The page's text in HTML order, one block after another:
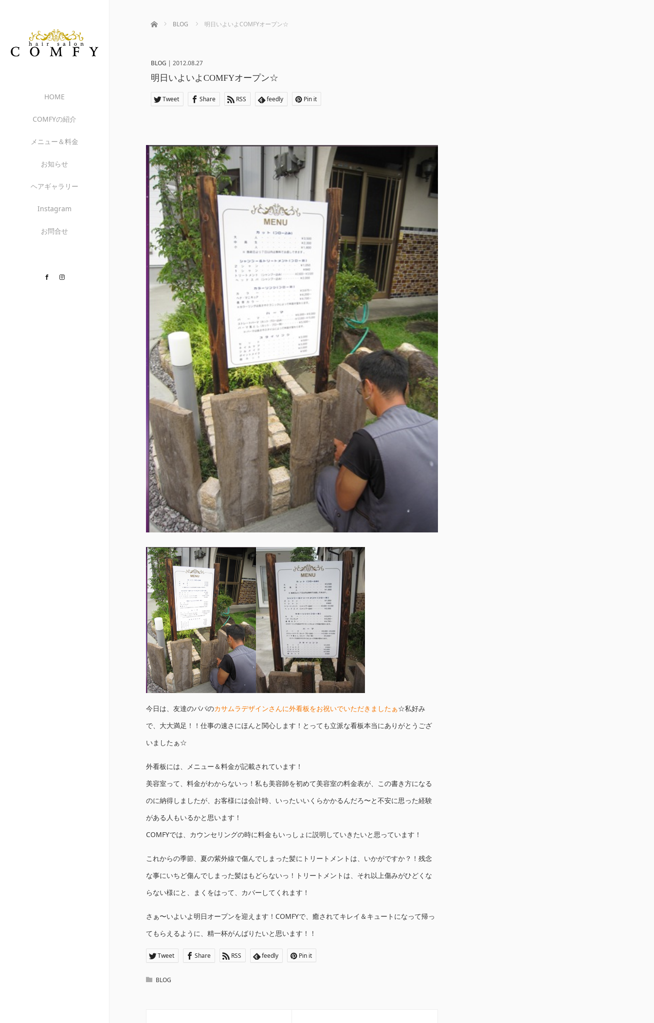
HOME
COMFYの紹介
メニュー＆料金
お知らせ
ヘアギャラリー
Instagram
お問合せ
Facebook
ホーム BLOG 明日いよいよCOMFYオープン☆
BLOG | 2012.08.27
明日いよいよCOMFYオープン☆
Tweet Share RSS feedly Pin it
今日は、友達のパパのカサムラデザインさんに外看板をお祝いでいただきましたぁ☆私好み
で、大大満足！！仕事の速さにほんと関心します！とっても立派な看板本当にありがとうござ
いましたぁ☆
外看板には、メニュー＆料金が記載されています！
美容室って、料金がわからないっ！私も美容師を初めて美容室の料金表が、この書き方になる
のに納得しましたが、お客様には会計時、いったいいくらかかるんだろ〜と不安に思った経験
がある人もいるかと思います！
COMFYでは、カウンセリングの時に料金もいっしょに説明していきたいと思っています！
これからの季節、夏の紫外線で傷んでしまった髪にトリートメントは、いかがですか？！残念
な事にいちど傷んでしまった髪はもどらないっ！トリートメントは、それ以上傷みがひどくな
らない様にと、まくをはって、カバーしてくれます！
さぁ〜いよいよ明日オープンを迎えます！COMFYで、癒されてキレイ＆キュートになって帰っ
てもらえるように、精一杯がんばりたいと思います！！
Tweet Share RSS feedly Pin it
BLOG